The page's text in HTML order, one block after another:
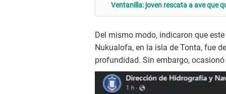
Ventanilla: joven rescata a ave que
Del mismo modo, indicaron que
Nukualofa, en la isla de Tonta, fue
profundidad. Sin embargo,